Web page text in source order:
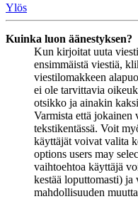
Ylös
Kuinka luon äänestyksen?
Kun kirjoitat uuta
ensimmäistä viestiä,
viestilomakkeen
ei ole tarvittavia
otsikko ja ainakin
Varmista että
tekstikentässä. Voit
käyttäjät voivat valita
options users may
vaihtoehtoa käyttäjä
kestää loputtomasti)
mahdollisuuden